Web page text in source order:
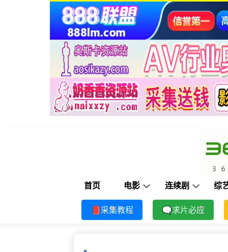
首页 电影 连续剧 综
📕采集教程 🗨求片必应